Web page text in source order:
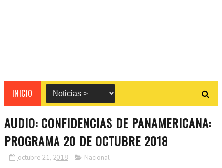
INICIO
AUDIO: CONFIDENCIAS DE PANAMERICANA:
PROGRAMA 20 DE OCTUBRE 2018
octubre 21, 2018 Nacional